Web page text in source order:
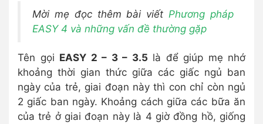
Mời mẹ đọc thêm bài viết Phương pháp
EASY 4 và những vấn đề thường gặp
Tên gọi EASY 2 – 3 – 3.5 là để giúp mẹ nhớ
khoảng thời gian thức giữa các giấc ngủ ban
ngày của trẻ, giai đoạn này thì con chỉ còn ngủ
2 giấc ban ngày. Khoảng cách giữa các bữa ăn
của trẻ ở giai đoạn này là 4 giờ đồng hồ, giống